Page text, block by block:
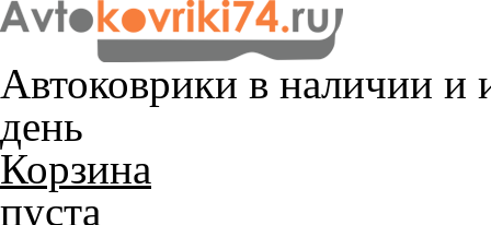
Автоковрики в наличии и
день
Корзина
пуста